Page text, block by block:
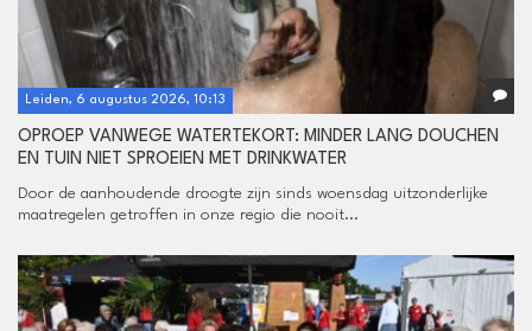
Leiden, 6 augustus 2026, 10:13
OPROEP VANWEGE WATERTEKORT: MINDER LANG DOUCHEN
EN TUIN NIET SPROEIEN MET DRINKWATER
Door de aanhoudende droogte zijn sinds woensdag uitzonderlijke
maatregelen getroffen in onze regio die nooit...